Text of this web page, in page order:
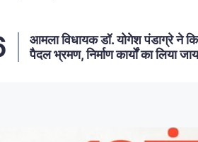
आमला विधायक डॉ. योगेश पंडाग्रे ने
पैदल भ्रमण, निर्माण कार्यों का लिया